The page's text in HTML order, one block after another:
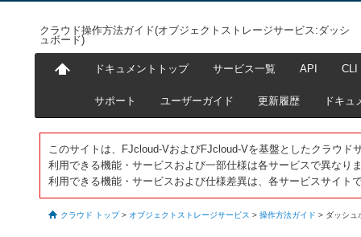
クラウド操作方法ガイド(オブジェクトストレージサービス:ダッシ
ュボード)
ドキュメントトップ サービス一覧 API CLI
サポート ユーザーガイド 更新履歴 ドキュ
このサイトは、FJcloud-VおよびFJcloud-Vを基盤としたクラウド
利用できる機能・サービスおよび一部仕様は各サービスで異なり
利用できる機能・サービスおよび仕様差異は、各サービスサイト
クラウド トップ > オブジェクトストレージサービス > 操作方法ガイド > ダッシュ